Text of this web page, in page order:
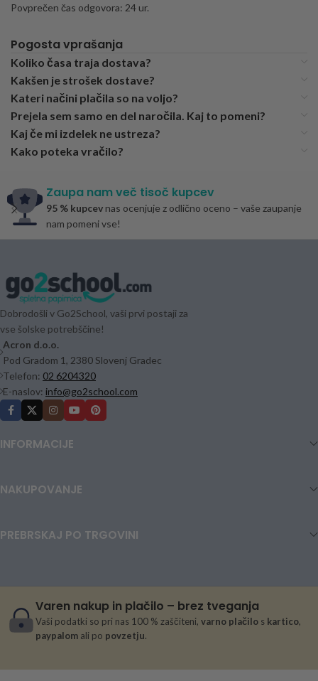
Povprečen čas odgovora: 24 ur.
Pogosta vprašanja
Koliko časa traja dostava?
Kakšen je strošek dostave?
Kateri načini plačila so na voljo?
Prejela sem samo en del naročila. Kaj to pomeni?
Kaj če mi izdelek ne ustreza?
Kako poteka vračilo?
Zaupa nam več tisoč kupcev
95 % kupcev nas ocenjuje z odlično oceno – vaše zaupanje
nam pomeni vse!
Dobrodošli v Go2School, vaši prvi postaji za
vse šolske potrebščine!
Acron d.o.o.
Pod Gradom 1, 2380 Slovenj Gradec
Telefon: 02 6204320
E-naslov: info@go2school.com
INFORMACIJE
NAKUPOVANJE
PREBRSKAJ PO TRGOVINI
Varen nakup in plačilo – brez tveganja
Vaši podatki so pri nas 100 % zaščiteni, varno plačilo s kartico,
paypalom ali po povzetju.
Dežnik